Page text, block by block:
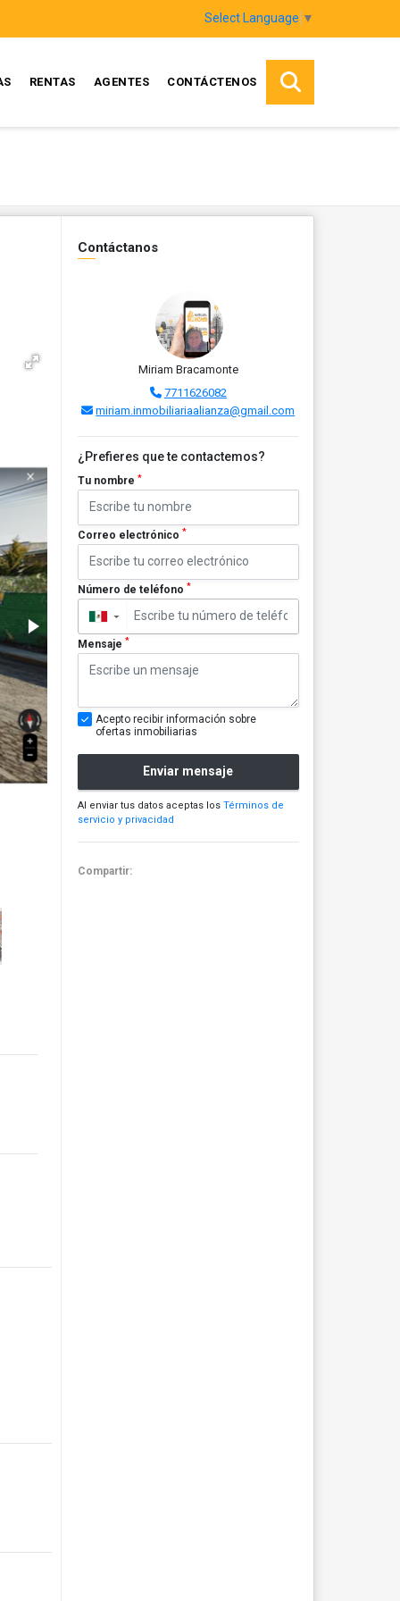
Select Language ▼
RENTAS AGENTES CONTÁCTENOS
Contáctanos
Miriam Bracamonte
7711626082
miriam.inmobiliariaalianza@gmail.com
¿Prefieres que te contactemos?
Tu nombre *
Correo electrónico *
Número de teléfono *
▼
Mensaje *
Acepto recibir información sobre
ofertas inmobiliarias
Enviar mensaje
Al enviar tus datos aceptas los Términos de
servicio y privacidad
Compartir: